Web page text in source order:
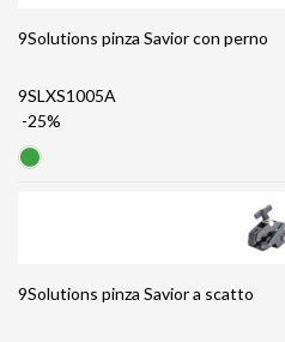
9Solutions pinza Savior con perno
9SLXS1005A
-25%
9Solutions pinza Savior a scatto